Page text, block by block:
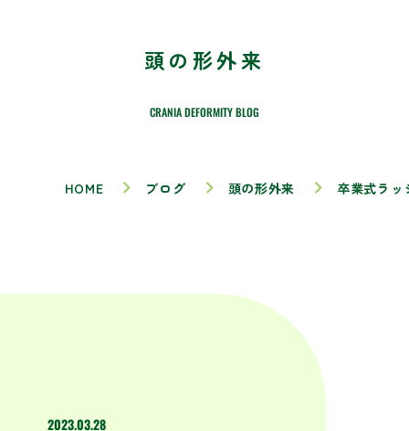
頭の形外来
CRANIA DEFORMITY BLOG
HOME ブログ 頭の形外来 卒業式ラッ
2023.03.28